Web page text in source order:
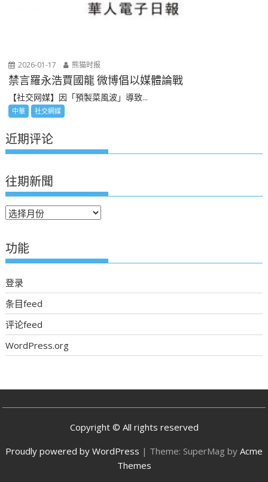
2026-01-17 熊猫时报
禁言羅永浩賈國龍 微博倡以媒體論戰
【社交网媒】因「預製菜風波」導致...
中華 社交網媒
近期评论
往期新聞
往
新
聞
功能
登录
条目feed
评论feed
WordPress.org
Copyright © All rights reserved
Proudly powered by WordPress | Theme: SuperMag by Acme
Themes